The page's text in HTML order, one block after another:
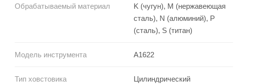
Обрабатываемый материал
K (чугун), M (нержавеющая
сталь), N (алюминий), P
(сталь), S (титан)
Модель инструмента A1622
Тип ховстовика Цилиндрический